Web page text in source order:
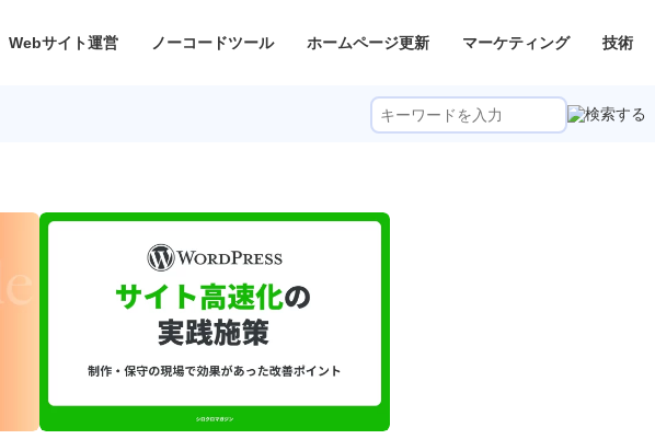
Webサイト運営 ノーコードツール ホームページ更新 マーケティング 技術